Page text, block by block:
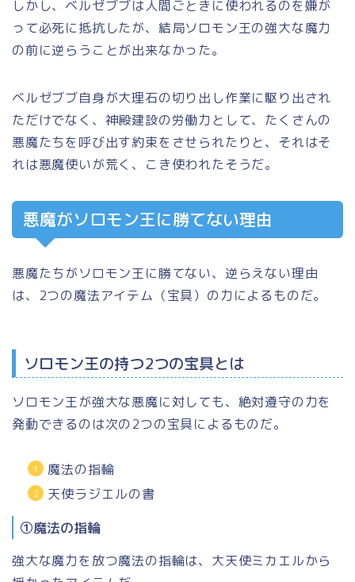
しかし、ベルゼブブは人間ごときに使われるのを嫌が
って必死に抵抗したが、結局ソロモン王の強大な魔力
の前に逆らうことが出来なかった。
ベルゼブブ自身が大理石の切り出し作業に駆り出され
ただけでなく、神殿建設の労働力として、たくさんの
悪魔たちを呼び出す約束をさせられたりと、それはそ
れは悪魔使いが荒く、こき使われたそうだ。
悪魔がソロモン王に勝てない理由
悪魔たちがソロモン王に勝てない、逆らえない理由
は、2つの魔法アイテム（宝具）の力によるものだ。
ソロモン王の持つ2つの宝具とは
ソロモン王が強大な悪魔に対しても、絶対遵守の力を
発動できるのは次の2つの宝具によるものだ。
魔法の指輪
天使ラジエルの書
①魔法の指輪
強大な魔力を放つ魔法の指輪は、 大天使ミカエルから